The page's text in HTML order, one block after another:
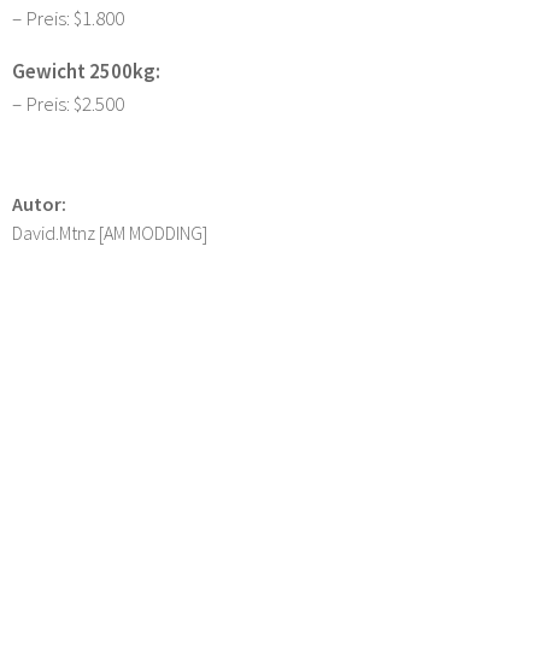
– Preis: $1.800
Gewicht 2500kg:
– Preis: $2.500
Autor:
David.Mtnz [AM MODDING]